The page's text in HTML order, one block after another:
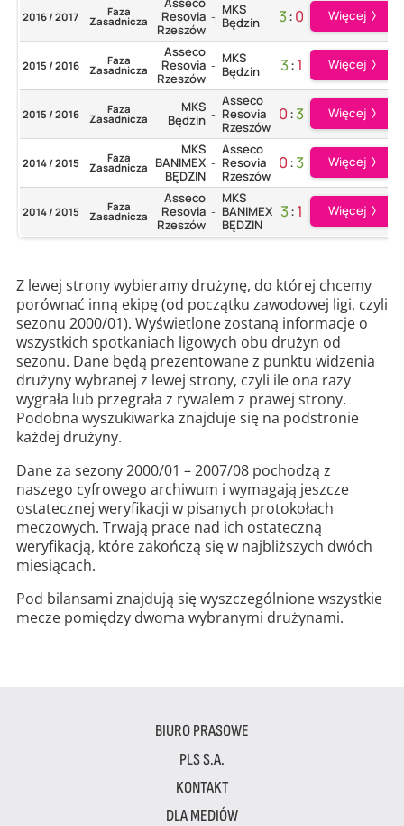
2016 / 2017 Faza
Zasadnicza
Resovia
Rzeszów
- MKS
Będzin
3:0 Więcej
2015 / 2016 Faza
Zasadnicza
Asseco
Resovia
Rzeszów
- MKS
Będzin
3:1 Więcej
2015 / 2016 Faza
Zasadnicza
MKS
Będzin -
Asseco
Resovia
Rzeszów
0:3 Więcej
2014 / 2015 Faza
Zasadnicza
MKS
BANIMEX
BĘDZIN
-
Asseco
Resovia
Rzeszów
0:3 Więcej
2014 / 2015 Faza
Zasadnicza
Asseco
Resovia
Rzeszów
-
MKS
BANIMEX
BĘDZIN
3:1 Więcej
Z lewej strony wybieramy drużynę, do której chcemy
porównać inną ekipę (od początku zawodowej ligi, czyli
sezonu 2000/01). Wyświetlone zostaną informacje o
wszystkich spotkaniach ligowych obu drużyn od
sezonu. Dane będą prezentowane z punktu widzenia
drużyny wybranej z lewej strony, czyli ile ona razy
wygrała lub przegrała z rywalem z prawej strony.
Podobna wyszukiwarka znajduje się na podstronie
każdej drużyny.
Dane za sezony 2000/01 – 2007/08 pochodzą z
naszego cyfrowego archiwum i wymagają jeszcze
ostatecznej weryfikacji w pisanych protokołach
meczowych. Trwają prace nad ich ostateczną
weryfikacją, które zakończą się w najbliższych dwóch
miesiącach.
Pod bilansami znajdują się wyszczególnione wszystkie
mecze pomiędzy dwoma wybranymi drużynami.
BIURO PRASOWE
PLS S.A.
KONTAKT
DLA MEDIÓW